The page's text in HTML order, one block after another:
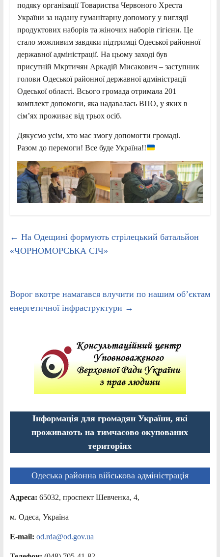
подяку організації Товариства Червоного Хреста
України за надану гуманітарну допомогу у вигляді
продуктових наборів та жіночих наборів гігієни. Це
стало можливим завдяки підтримці Одеської районної
державної адміністрації. На цьому заході був
присутній Мкртичян Аркадій Мисакович – заступник
голови Одеської районної державної адміністрації
Одеської області. Всього громада отримала 201
комплект допомоги, яка надавалась ВПО, у яких в
сім’ях проживає від трьох осіб.
Дякуємо усім, хто має змогу допомогти громаді.
Разом до перемоги! Все буде Україна!!
← На Одещині формують стрілецький батальйон
«ЧОРНОМОРСЬКА СІЧ»
Ворог вкотре намагався влучити по нашим об’єктам
енергетичної інфраструктури →
Інформація для громадян України, які
проживають на тимчасово окупованих
територіях
Одеська районна військова адміністрація
Адреса: 65032, проспект Шевченка, 4,
м. Одеса, Україна
E-mail: od.rda@od.gov.ua